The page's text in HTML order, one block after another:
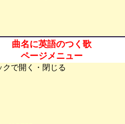
曲名に英語のつく歌
ページメニュー
で開く・閉じる